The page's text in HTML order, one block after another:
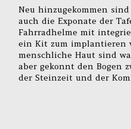
Neu hinzugekommen
auch die Exponate der
Fahrradhelme mit
ein Kit zum implantieren
menschliche Haut sind
aber gekonnt den Bogen
der Steinzeit und der